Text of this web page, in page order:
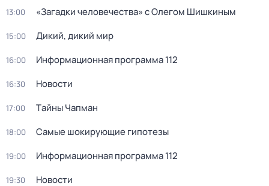
13:00 «Загадки человечества» с Олегом Шишкиным
15:00 Дикий, дикий мир
16:00 Информационная программа 112
16:30 Новости
17:00 Тaйны Чапман
18:00 Самые шoкиpующие гипотезы
19:00 Информационная программа 112
19:30 Новости